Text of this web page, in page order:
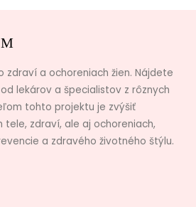
zdraví a ochoreniach žien. Nájdete
lekárov a špecialistov z rôznych
tohto projektu je zvýšiť
tele, zdraví, ale aj ochoreniach,
a zdravého životného štýlu.